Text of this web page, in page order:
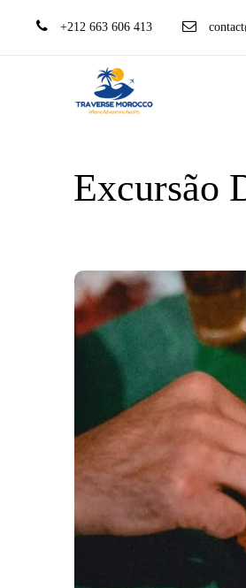
+212 663 606 413
Excursão